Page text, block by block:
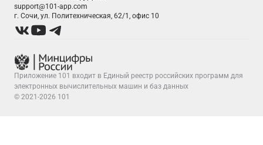
support@101-app.com
г. Сочи, ул. Политехническая, 62/1, офис 10
Приложение 101 входит в Единый реестр российских программ для
электронных вычислительных машин и баз данных
© 2021-2026 101